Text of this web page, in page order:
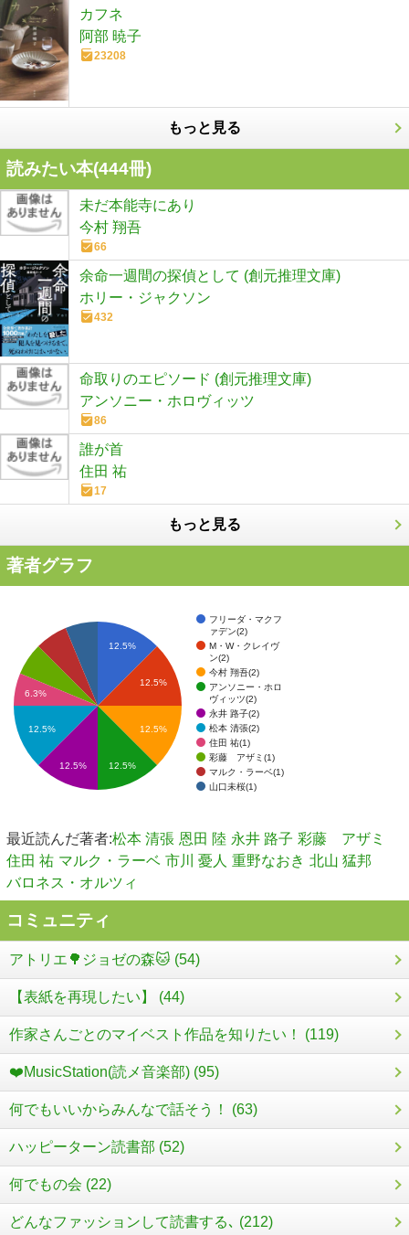
カフネ
阿部 暁子
23208
もっと見る
読みたい本(444冊)
未だ本能寺にあり
今村 翔吾
66
余命一週間の探偵として (創元推理文庫)
ホリー・ジャクソン
432
命取りのエピソード (創元推理文庫)
アンソニー・ホロヴィッツ
86
誰が首
住田 祐
17
もっと見る
著者グラフ
フリーダ・マクフ
ァデン(2)
M・W・クレイヴ
ン(2)
今村 翔吾(2)
アンソニー・ホロ
ヴィッツ(2)
永井 路子(2)
松本 清張(2)
住田 祐(1)
彩藤 アザミ(1)
マルク・ラーベ(1)
山口未桜(1)
12.5%
12.5%
12.5%
6.3%
12.5%
12.5% 12.5%
最近読んだ著者:松本 清張 恩田 陸 永井 路子 彩藤 アザミ
住田 祐 マルク・ラーベ 市川 憂人 重野なおき 北山 猛邦
バロネス・オルツィ
コミュニティ
アトリエ🌳ジョゼの森🐱 (54)
【表紙を再現したい】 (44)
作家さんごとのマイベスト作品を知りたい！ (119)
❤️MusicStation(読メ音楽部) (95)
何でもいいからみんなで話そう！ (63)
ハッピーターン読書部 (52)
何でもの会 (22)
どんなファッションして読書する､ (212)